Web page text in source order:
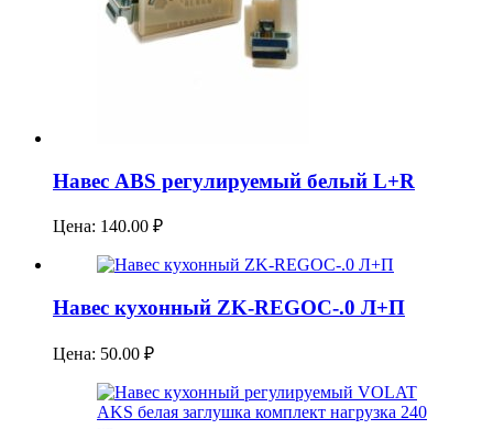
Навес ABS регулируемый белый L+R
Цена: 140.00 ₽
Навес кухонный ZK-REGOC-.0 Л+П
Цена: 50.00 ₽